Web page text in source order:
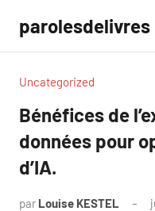
contenu
parolesdelivres
Uncategorized
Bénéfices de
données pour
d’IA.
par Louise KESTEL